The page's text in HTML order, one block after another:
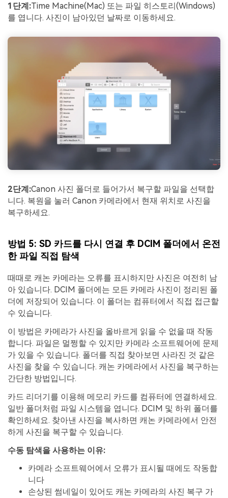
1단계:Time Machine(Mac) 또는 파일 히스토리(Windows)
를 엽니다. 사진이 남아있던 날짜로 이동하세요.
2단계:Canon 사진 폴더로 들어가서 복구할 파일을 선택합
니다. 복원을 눌러 Canon 카메라에서 현재 위치로 사진을
복구하세요.
방법 5: SD 카드를 다시 연결 후 DCIM 폴더에서 온전
한 파일 직접 탐색
때때로 캐논 카메라는 오류를 표시하지만 사진은 여전히 ​​남
아 있습니다. DCIM 폴더에는 모든 카메라 사진이 정리된 폴
더에 저장되어 있습니다. 이 폴더는 컴퓨터에서 직접 접근할
수 있습니다.
이 방법은 카메라가 사진을 올바르게 읽을 수 없을 때 작동
합니다. 파일은 멀쩡할 수 있지만 카메라 소프트웨어에 문제
가 있을 수 있습니다. 폴더를 직접 찾아보면 사라진 것 같은
사진을 찾을 수 있습니다. 캐논 카메라에서 사진을 복구하는
간단한 방법입니다.
카드 리더기를 이용해 메모리 카드를 컴퓨터에 연결하세요.
일반 폴더처럼 파일 시스템을 엽니다. DCIM 및 하위 폴더를
확인하세요. 찾아낸 사진을 복사하면 캐논 카메라에서 안전
하게 사진을 복구할 수 있습니다.
수동 탐색을 사용하는 이유:
카메라 소프트웨어에서 오류가 표시될 때에도 작동합
니다
손상된 썸네일이 있어도 캐논 카메라의 사진 복구 가